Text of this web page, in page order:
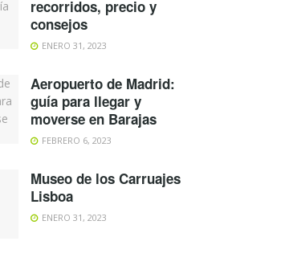
recorridos, precio y
consejos
ENERO 31, 2023
Aeropuerto de Madrid:
guía para llegar y
moverse en Barajas
FEBRERO 6, 2023
Museo de los Carruajes
Lisboa
ENERO 31, 2023